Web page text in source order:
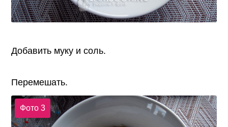
Добавить муку и соль.
Перемешать.
Фото 3